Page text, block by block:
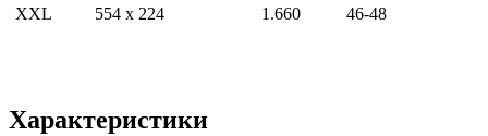
XXL 554 х 224 1.660 46-48
Характеристики